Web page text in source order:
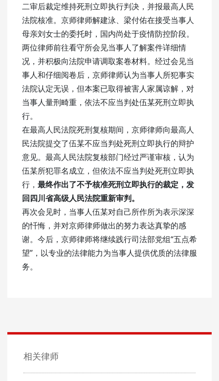
二审后裁定维持死刑立即执行判决，并报最高人民
法院核准。京师律师解建泳、梁付佑在接受当事人
母亲刘女士的委托时，国内尚处于疫情防控阶段。
两位律师前往看守所会见当事人了解案件详细情
况，并积极向法院申请调取案卷材料。经过会见当
事人和仔细阅卷后，京师律师认为当事人所犯事实
法院认定无误，但本案已取得被害人家属谅解，对
当事人量刑畸重，依法不应当判处伍某死刑立即执
行。
在最高人民法院死刑复核期间，京师律师向最高人
民法院提交了伍某不应当判处死刑立即执行的辩护
意见。最高人民法院复核部门经过严谨审核，认为
伍某所犯罪名成立，但依法不应当判处死刑立即执
行， 最终作出了不予核准死刑立即执行的裁定，发
回四川省高级人民法院重新审判。
再次会见时，当事人伍某对自己所作所为表示深深
的忏悔，并对京师律师做出的努力表达真挚的感
谢。今后，京师律师将继续践行司法部党组“五点希
望”，以专业的法律能力为当事人提供优质的法律服
务。
相关律师